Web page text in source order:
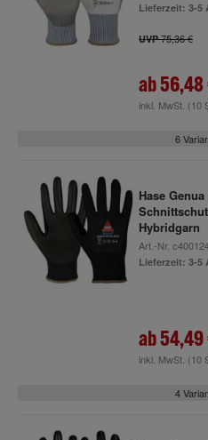
Lieferzeit: 3-5
UVP75,36 €
ab
inkl. MwSt. (10
6
Hase
Hybridgarn
Art.-Nr.
Lieferzeit: 3-5
ab
inkl. MwSt. (10
4